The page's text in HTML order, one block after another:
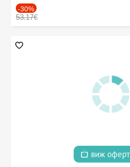
-30%
53.17€
виж